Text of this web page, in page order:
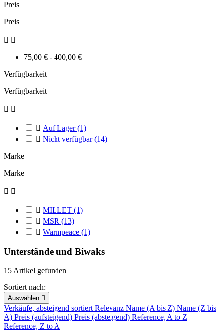
Preis
Preis
 
75,00 € - 400,00 €
Verfügbarkeit
Verfügbarkeit
 
 Auf Lager(1)
 Nicht verfügbar(14)
Marke
Marke
 
 MILLET (1)
 MSR (13)
 Warmpeace (1)
Unterstände und Biwaks
15 Artikel gefunden
Sortiert nach:
Auswählen 
Verkäufe, absteigend sortiertRelevanz Name (A bis Z) Name (Z bis
A) Preis (aufsteigend) Preis (absteigend) Reference, A to Z
Reference, Z to A